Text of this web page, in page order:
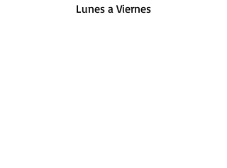
Lunes a Viernes